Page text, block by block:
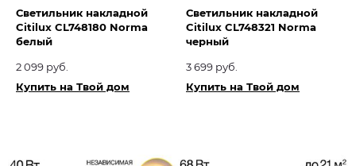
Светильник накладной
Citilux CL748180 Norma
белый
2 099 руб.
Купить на Твой дом
Светильник накладной
Citilux CL748321 Norma
черный
3 699 руб.
Купить на Твой дом